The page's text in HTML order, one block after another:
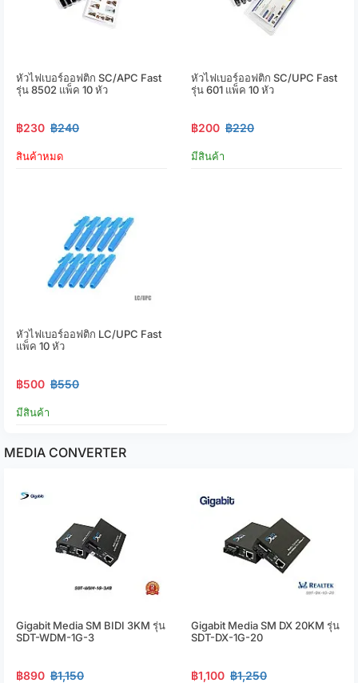
หัวไฟเบอร์ออฟติก SC/APC Fast
รุ่น 8502 แพ็ค 10 หัว
฿230 ฿240
สินค้าหมด
หัวไฟเบอร์ออฟติก SC/UPC Fast
รุ่น 601 แพ็ค 10 หัว
฿200 ฿220
มีสินค้า
หัวไฟเบอร์ออฟติก LC/UPC Fast
แพ็ค 10 หัว
฿500 ฿550
มีสินค้า
MEDIA CONVERTER
Gigabit Media SM BIDI 3KM รุ่น
SDT-WDM-1G-3
฿890 ฿1,150
Gigabit Media SM DX 20KM รุ่น
SDT-DX-1G-20
฿1,100 ฿1,250